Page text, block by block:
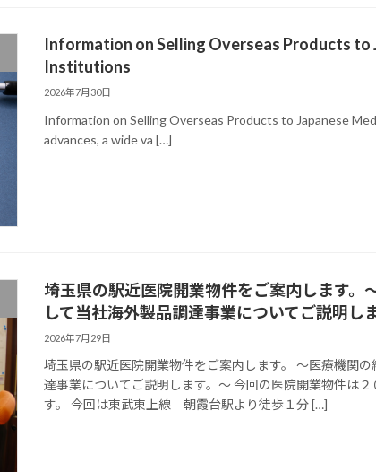
Information on Selling Overseas Products to
Institutions
2026年7月30日
Information on Selling Overseas Products to Japanese
advances, a wide va […]
埼玉県の駅近医院開業物件をご案内します。
して当社海外製品調達事業についてご説明し
2026年7月29日
埼玉県の駅近医院開業物件をご案内します。 ～医療機関
達事業についてご説明します。～ 今回の医院開業物件は
す。 今回は東武東上線 朝霞台駅より徒歩１分 […]